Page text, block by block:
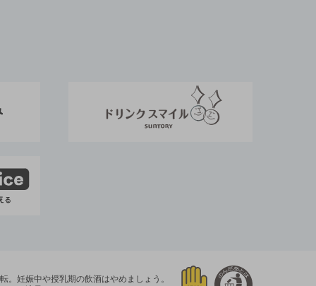
。 妊娠中や授乳期の飲酒はやめましょう。